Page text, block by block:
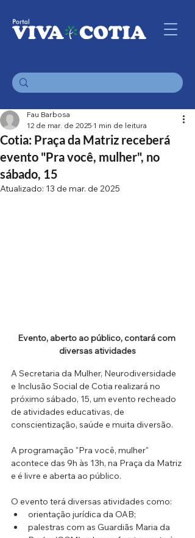
Cotia: Praça da Matriz receberá
evento "Pra você, mulher", no
sábado, 15
Fau Barbosa
12 de mar. de 2025 1 min de leitura
Atualizado: 13 de mar. de 2025
Evento, aberto ao público, contará com
diversas atividades
A Secretaria da Mulher, Neurodiversidade
e Inclusão Social de Cotia realizará no
próximo sábado, 15, um evento recheado
de atividades educativas, de
conscientização, saúde e muita diversão.
A programação "Pra você, mulher"
acontece das 9h às 13h, na Praça da Matriz
e é livre e aberta ao público.
O evento terá diversas atividades como:
orientação jurídica da OAB;
palestras com as Guardiãs Maria da